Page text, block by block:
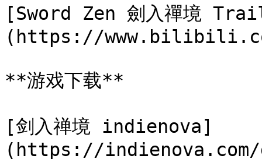
[Sword Zen 劍入禪境
(https://
**游戏下载**
[剑入禅境 indienova]
(https://indienova.com/